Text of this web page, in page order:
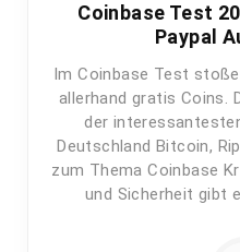
Coinbase Test
Paypal
Im Coinbase Test
allerhand gratis Coins.
der
Deutschland Bitcoin,
zum Thema Coinbase
und Sicherheit gibt